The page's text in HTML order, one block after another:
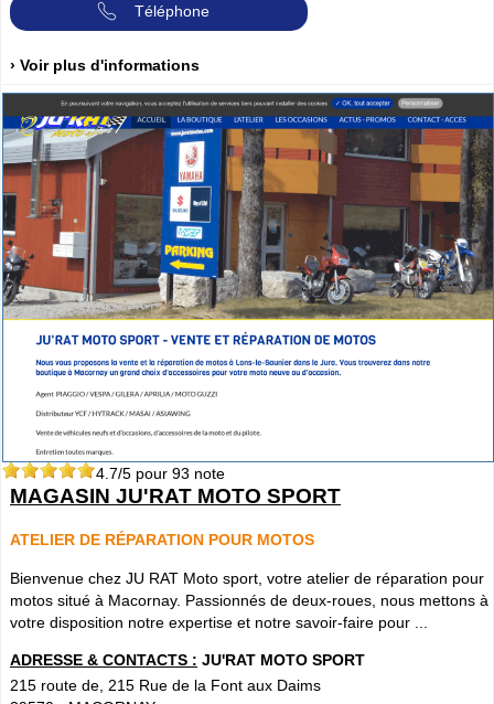
Téléphone
› Voir plus d'informations
4.7/5 pour 93 note
MAGASIN JU'RAT MOTO SPORT
ATELIER DE RÉPARATION POUR MOTOS
Bienvenue chez JU RAT Moto sport, votre atelier de réparation pour
motos situé à Macornay. Passionnés de deux-roues, nous mettons à
votre disposition notre expertise et notre savoir-faire pour ...
ADRESSE & CONTACTS : JU'RAT MOTO SPORT
215 route de, 215 Rue de la Font aux Daims